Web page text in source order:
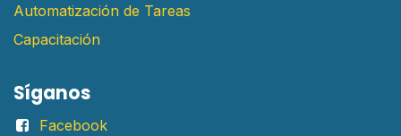
Automatización de Tareas
Capacitación
Síganos
Facebook